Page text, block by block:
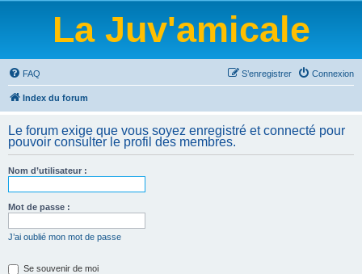
La Juv'amicale
FAQ Connexion
S’enregistrer
Index du forum
Le forum exige que vous soyez enregistré et connecté pour
pouvoir consulter le profil des membres.
Nom d’utilisateur :
Mot de passe :
J’ai oublié mon mot de passe
Se souvenir de moi